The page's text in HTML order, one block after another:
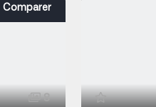
Comparer
8